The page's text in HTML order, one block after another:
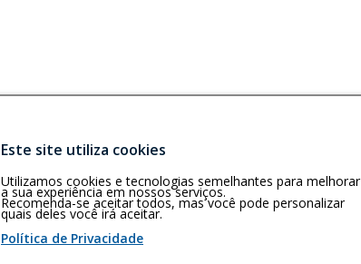
Buscar
Este site utiliza cookies
Utilizamos cookies e tecnologias semelhantes para melhorar
a sua experiência em nossos serviços.
Recomenda-se aceitar todos, mas você pode personalizar
quais deles você irá aceitar.
Política de Privacidade